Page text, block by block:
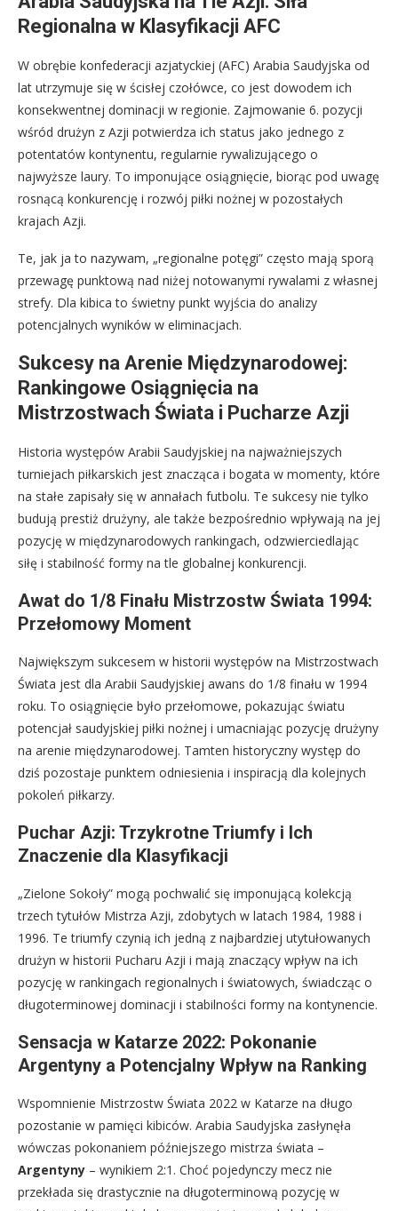
Regionalna w Klasyfikacji AFC
W obrębie konfederacji azjatyckiej (AFC) Arabia Saudyjska od
lat utrzymuje się w ścisłej czołówce, co jest dowodem ich
konsekwentnej dominacji w regionie. Zajmowanie 6. pozycji
wśród drużyn z Azji potwierdza ich status jako jednego z
potentatów kontynentu, regularnie rywalizującego o
najwyższe laury. To imponujące osiągnięcie, biorąc pod uwagę
rosnącą konkurencję i rozwój piłki nożnej w pozostałych
krajach Azji.
Te, jak ja to nazywam, „regionalne potęgi” często mają sporą
przewagę punktową nad niżej notowanymi rywalami z własnej
strefy. Dla kibica to świetny punkt wyjścia do analizy
potencjalnych wyników w eliminacjach.
Sukcesy na Arenie Międzynarodowej:
Rankingowe Osiągnięcia na
Mistrzostwach Świata i Pucharze Azji
Historia występów Arabii Saudyjskiej na najważniejszych
turniejach piłkarskich jest znacząca i bogata w momenty, które
na stałe zapisały się w annałach futbolu. Te sukcesy nie tylko
budują prestiż drużyny, ale także bezpośrednio wpływają na jej
pozycję w międzynarodowych rankingach, odzwierciedlając
siłę i stabilność formy na tle globalnej konkurencji.
Awat do 1/8 Finału Mistrzostw Świata 1994:
Przełomowy Moment
Największym sukcesem w historii występów na Mistrzostwach
Świata jest dla Arabii Saudyjskiej awans do 1/8 finału w 1994
roku. To osiągnięcie było przełomowe, pokazując światu
potencjał saudyjskiej piłki nożnej i umacniając pozycję drużyny
na arenie międzynarodowej. Tamten historyczny występ do
dziś pozostaje punktem odniesienia i inspiracją dla kolejnych
pokoleń piłkarzy.
Puchar Azji: Trzykrotne Triumfy i Ich
Znaczenie dla Klasyfikacji
„Zielone Sokoły” mogą pochwalić się imponującą kolekcją
trzech tytułów Mistrza Azji, zdobytych w latach 1984, 1988 i
1996. Te triumfy czynią ich jedną z najbardziej utytułowanych
drużyn w historii Pucharu Azji i mają znaczący wpływ na ich
pozycję w rankingach regionalnych i światowych, świadcząc o
długoterminowej dominacji i stabilności formy na kontynencie.
Sensacja w Katarze 2022: Pokonanie
Argentyny a Potencjalny Wpływ na Ranking
Wspomnienie Mistrzostw Świata 2022 w Katarze na długo
pozostanie w pamięci kibiców. Arabia Saudyjska zasłynęła
wówczas pokonaniem późniejszego mistrza świata –
Argentyny – wynikiem 2:1. Choć pojedynczy mecz nie
przekłada się drastycznie na długoterminową pozycję w